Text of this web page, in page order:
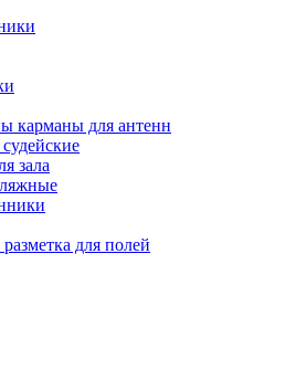
карманы для антенн
зала
для полей